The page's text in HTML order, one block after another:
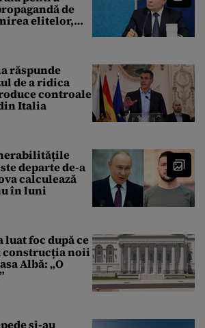
de
elitelor,
la Kremlin
răspunde
de a ridica
controale
Italia
departe de-a
calculează
în luni
luat foc după ce
construcția noii
Albă: „O
și-au